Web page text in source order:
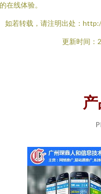
在线体验。
如若转载，请注明出处：
更新时间：